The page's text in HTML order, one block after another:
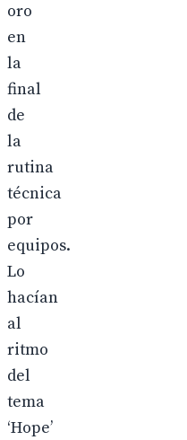
oro
en
la
final
de
la
rutina
técnica
por
equipos.
Lo
hacían
al
ritmo
del
tema
‘Hope’